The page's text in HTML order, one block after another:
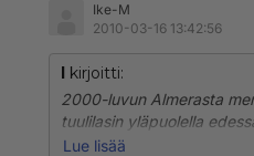
Ike-M
2010-03-16 13:42:56
l kirjoitti:
2000-luvun Almerasta
tuulilasin yläpuolella
juuresta poikki. Pitäs siis
Lue lisää